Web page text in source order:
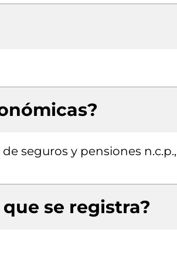
seguros y pensiones n.c.p.,
se registra?